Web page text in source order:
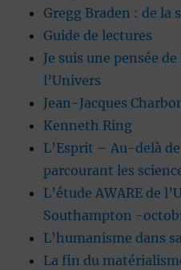
Gregg Braden : de la
Guide de lectures
Je suis une pensée
l’Univers
Jean-Jacques
Kenneth Ring
L’Esprit – Au-delà
parcourant les
L’étude AWARE de
Southampton -
L’humanisme dans
La fin du